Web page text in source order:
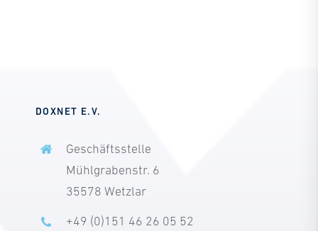
DOXNET E.V.
Geschäftsstelle
Mühlgrabenstr. 6
35578 Wetzlar
+49 (0)151 46 26 05 52